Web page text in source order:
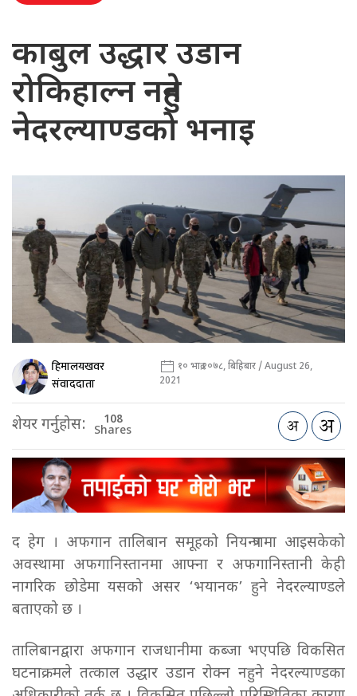
काबुल उद्धार उडान
रोकिहाल्न नहुने
नेदरल्याण्डको भनाइ
हिमालयखवर
संवाददाता
१० भाद्र २०७८, बिहिबार / August 26,
2021
शेयर गर्नुहोस: 108
Shares
द हेग । अफगान तालिबान समूहको नियन्त्रणमा आइसकेको
अवस्थामा अफगानिस्तानमा आफ्ना र अफगानिस्तानी केही
नागरिक छोडेमा यसको असर ‘भयानक’ हुने नेदरल्याण्डले
बताएको छ ।
तालिबानद्वारा अफगान राजधानीमा कब्जा भएपछि विकसित
घटनाक्रमले तत्काल उद्धार उडान रोक्न नहुने नेदरल्याण्डका